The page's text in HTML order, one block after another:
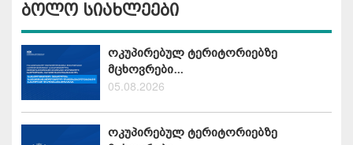
ბოლო სიახლეები
ოკუპირებულ ტერიტორიებზე
მცხოვრები...
05.08.2026
ოკუპირებულ ტერიტორიებზე